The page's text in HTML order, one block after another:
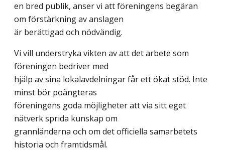
en bred publik, anser vi att föreningens begäran
om förstärkning av anslagen
är berättigad och nödvändig.
Vi vill understryka vikten av att det arbete som
föreningen bedriver med
hjälp av sina lokalavdelningar får ett ökat stöd. Inte
minst bör poängteras
föreningens goda möjligheter att via sitt eget
nätverk sprida kunskap om
grannländerna och om det officiella samarbetets
historia och framtidsmål.